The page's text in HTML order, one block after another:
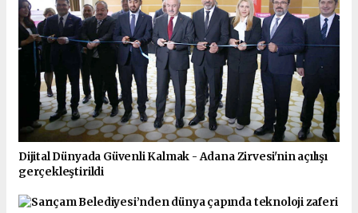
Dijital Dünyada Güvenli Kalmak - Adana Zirvesi'nin açılışı
gerçekleştirildi